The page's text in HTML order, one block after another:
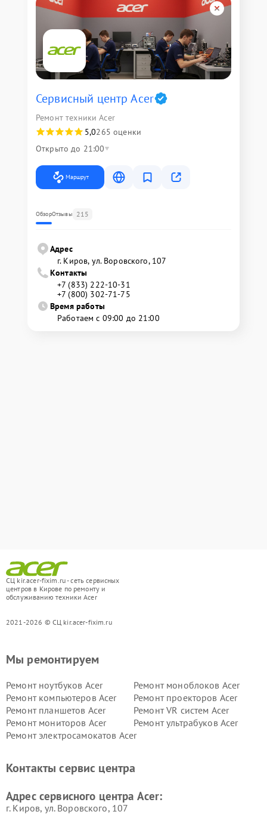
Сервисный центр Acer
Ремонт техники Acer
5,0265 оценки
Открыто до 21:00
Маршрут
ОбзорОтзывы 215
Адрес
г. Киров, ул. Воровского, 107
Контакты
+7 (833) 222-10-31
+7 (800) 302-71-75
Время работы
Работаем с 09:00 до 21:00
СЦ kir.acer-fixim.ru - сеть сервисных
центров в Кирове по ремонту и
обслуживанию техники Acer
2021-2026 © СЦ kir.acer-fixim.ru
Мы ремонтируем
Ремонт ноутбуков Acer
Ремонт моноблоков Acer
Ремонт компьютеров Acer
Ремонт проекторов Acer
Ремонт планшетов Acer
Ремонт VR систем Acer
Ремонт мониторов Acer
Ремонт ультрабуков Acer
Ремонт электросамокатов Acer
Контакты сервис центра
Адрес сервисного центра Acer:
г. Киров, ул. Воровского, 107